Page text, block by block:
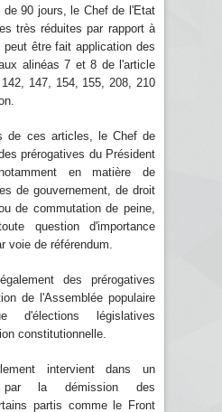
de 90 jours, le Chef de l'Etat
très réduites par rapport à
être fait application des
alinéas 7 et 8 de l'article
147, 154, 155, 208, 210
de ces articles, le Chef de
prérogatives du Président
en matière de
de gouvernement, de droit
de commutation de peine,
question d'importance
voie de référendum.
des prérogatives
de l'Assemblée populaire
d'élections législatives
constitutionnelle.
intervient dans un
par la démission des
partis comme le Front